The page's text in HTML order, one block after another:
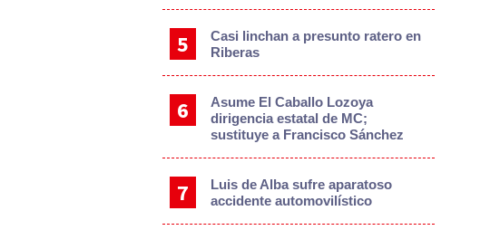
Casi linchan a presunto ratero en
Riberas
Asume El Caballo Lozoya
dirigencia estatal de MC;
sustituye a Francisco Sánchez
Luis de Alba sufre aparatoso
accidente automovilístico